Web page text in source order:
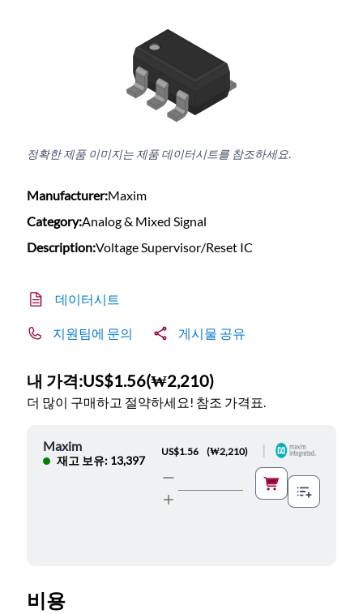
정확한 제품 이미지는 제품 데이터시트를 참조하세요.
Manufacturer:Maxim
Category:Analog & Mixed Signal
Description:Voltage Supervisor/Reset IC
데이터시트
지원팀에 문의 게시물 공유
내 가격:US$1.56(₩2,210)
더 많이 구매하고 절약하세요! 참조 가격표.
Maxim
재고 보유: 13,397
US$1.56 (₩2,210)
비용